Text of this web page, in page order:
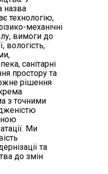
назва
технологію,
механічні
вимоги до
вологість,
санітарні
простору та
рішення
з точними
Ми
та
до змін